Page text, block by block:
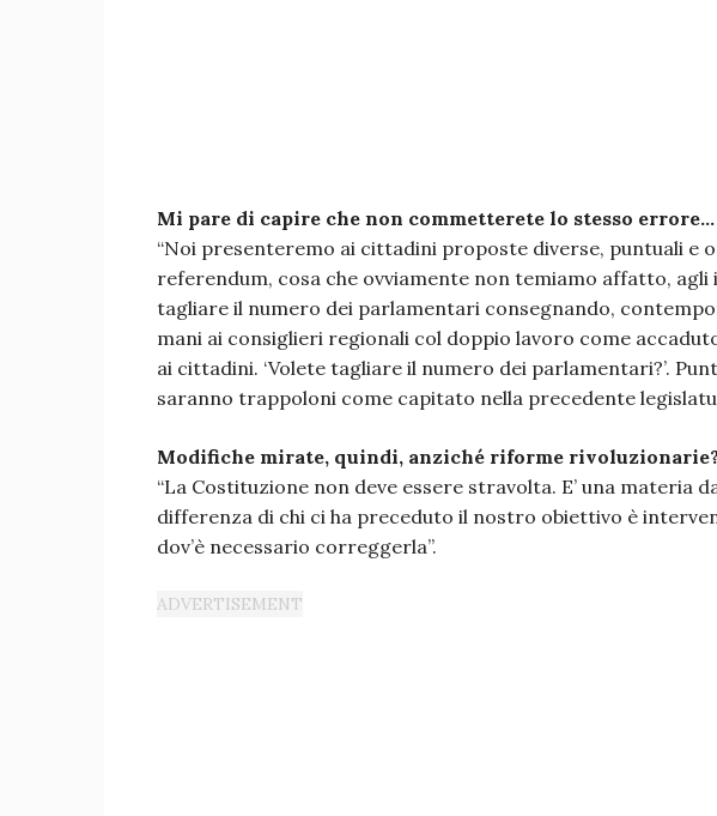
Mi pare di capire che non commetterete lo stesso errore…
“Noi presenteremo ai cittadini proposte diverse, puntuali e
referendum, cosa che ovviamente non temiamo affatto,
tagliare il numero dei parlamentari consegnando,
mani ai consiglieri regionali col doppio lavoro come
ai cittadini. ‘Volete tagliare il numero dei parlamentari?’.
saranno trappoloni come capitato nella precedente
Modifiche mirate, quindi, anziché riforme
“La Costituzione non deve essere stravolta. E’ una materia
differenza di chi ci ha preceduto il nostro obiettivo è
dov’è necessario correggerla”.